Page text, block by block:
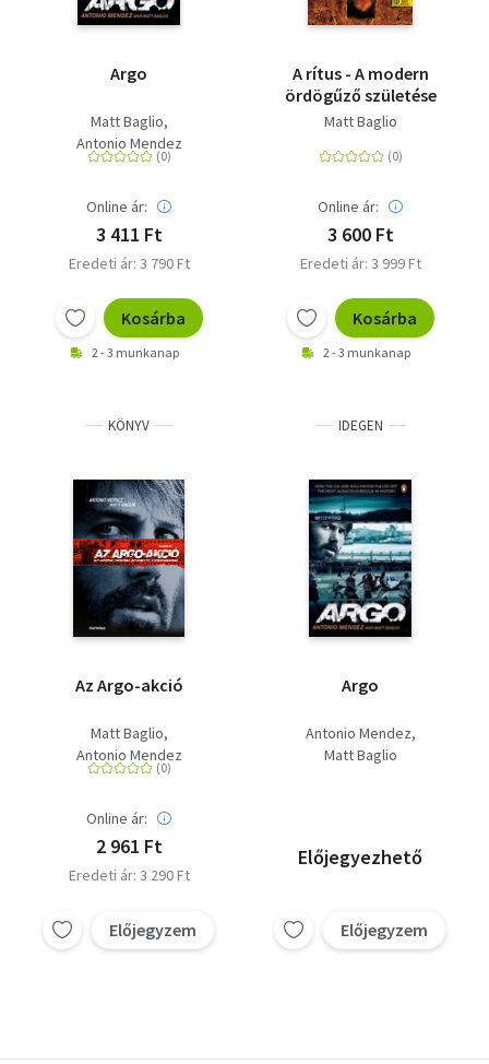
Argo
Matt Baglio
Antonio Mendez
Online ár:
3 411 Ft
Eredeti ár: 3 790 Ft
Kosárba
2 - 3 munkanap
A rítus - A modern
ördögűző születése
Matt Baglio
Online ár:
3 600 Ft
Eredeti ár: 3 999 Ft
Kosárba
2 - 3 munkanap
KÖNYV
Az Argo-akció
Matt Baglio
Antonio Mendez
Online ár:
2 961 Ft
Eredeti ár: 3 290 Ft
Előjegyzem
IDEGEN
Argo
Antonio Mendez
Matt Baglio
Előjegyezhető
Előjegyzem